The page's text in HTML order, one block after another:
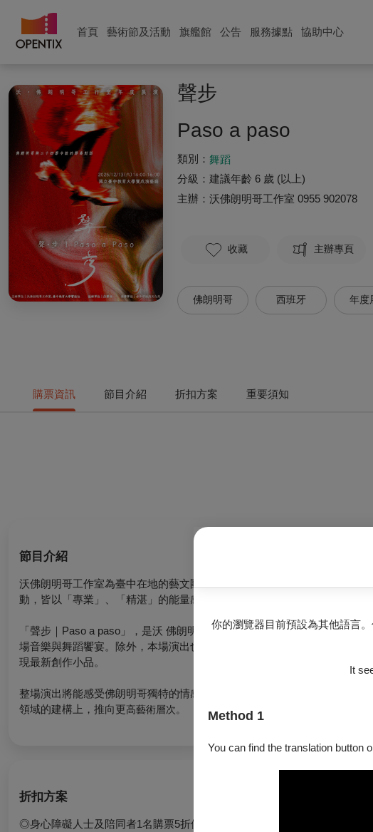
首頁 藝術節及活動 旗艦館 公告 服務據點 協助中心
你的瀏覽器目前預設為其他語言
It
Method 1
You can find the translation button
聲步
Paso a paso
類別： 舞蹈
分級： 建議年齡 6 歲 (以上)
主辦： 沃佛朗明哥工作室 0955 902078
收藏 主辦專頁
佛朗明哥 西班牙 年度
購票資訊 節目介紹 折扣方案 重要須知
節目介紹
沃佛朗明哥工作室為臺中在地的藝文團隊，致力於西班牙文化藝術與佛朗
動，皆以「專業」、「精湛」的能量感染群眾。
「聲步｜Paso a paso」，是沃 佛朗明哥工作室腳踏實地第六年來，再度
場音樂與舞蹈饗宴。除外，本場演出也邀請台灣首屈一指的馬來西亞二十
現最新創作小品。
整場演出將能感受佛朗明哥獨特的情感與意境，曲目間不同的樂舞風格與
領域的建構上，推向更高藝術層次。
折扣方案
◎身心障礙人士及陪同者1名購票5折優待，入場時應出示身心障礙手冊，陪